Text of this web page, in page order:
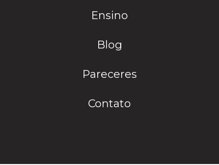
Ensino
Blog
Pareceres
Contato